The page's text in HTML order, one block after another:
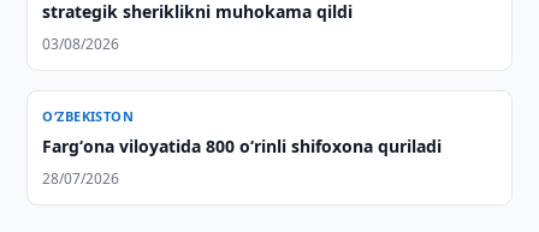
strategik sheriklikni muhokama qildi
03/08/2026
O‘ZBEKISTON
Fargʻona viloyatida 800 oʻrinli shifoxona quriladi
28/07/2026